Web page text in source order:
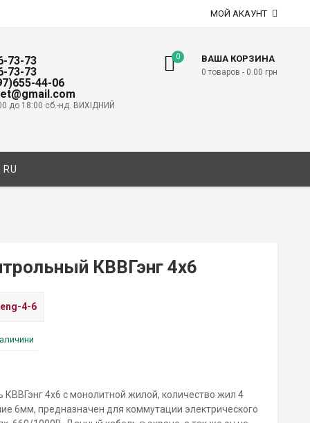
МОЙ АКАУНТ
0 ВАША КОРЗИНА
0 товаров - 0.00 грн
73-73
73-73
44-06
до 18:00 сб.-нд. ВИХІДНИЙ
RU
КВВГэнг 4х6
4-6
КВВГэнг 4х6 с монолитной жилой, количество жил 4
6мм, предназначен для коммутации электрического